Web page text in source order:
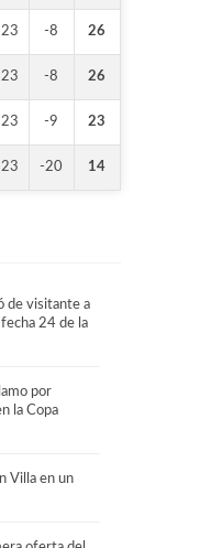
23 -8 26
23 -8 26
23 -9 23
23 -20 14
de visitante a
fecha 24 de la
por
la Copa
Villa en un